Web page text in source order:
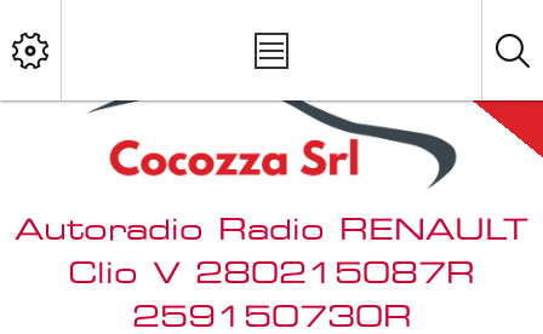
Autoradio Radio RENAULT
Clio V 280215087R
259150730R